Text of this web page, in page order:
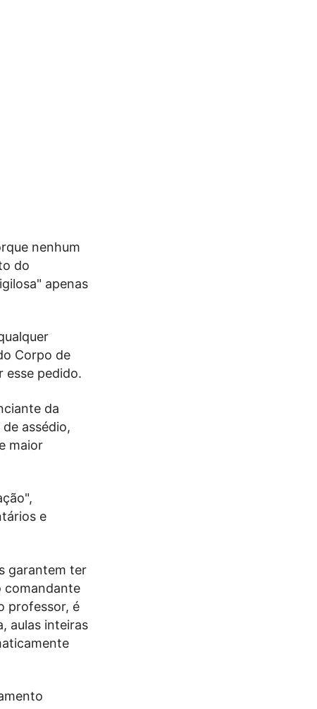
nenhum
do
apenas
Corpo de
esse pedido.
da
assédio,
maior
e
garantem ter
comandante
professor, é
aulas inteiras